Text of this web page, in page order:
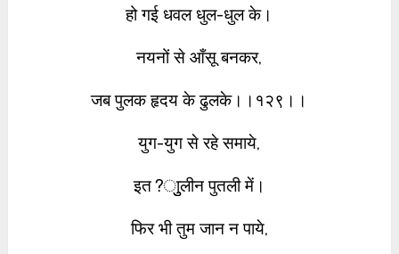
हो गई धवल धुल-धुल के।
नयनों से आँसू बनकर,
जब पुलक हृदय के ढुलके।।१२९।।
युग-युग से रहे समाये,
इत?ाुुलीन पुतली में।
फिर भी तुम जान न पाये,